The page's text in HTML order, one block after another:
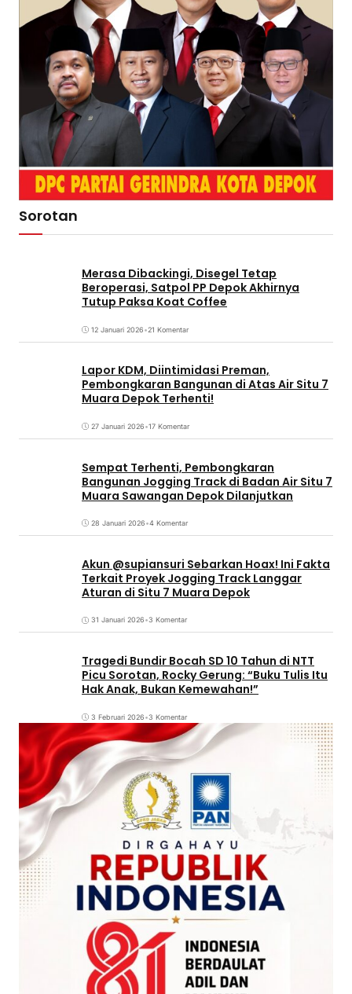
Sorotan
Merasa Dibackingi, Disegel Tetap
Beroperasi, Satpol PP Depok Akhirnya
Tutup Paksa Koat Coffee
12 Januari 2026•21 Komentar
Lapor KDM, Diintimidasi Preman,
Pembongkaran Bangunan di Atas Air Situ 7
Muara Depok Terhenti!
27 Januari 2026•17 Komentar
Sempat Terhenti, Pembongkaran
Bangunan Jogging Track di Badan Air Situ 7
Muara Sawangan Depok Dilanjutkan
28 Januari 2026•4 Komentar
Akun @supiansuri Sebarkan Hoax! Ini Fakta
Terkait Proyek Jogging Track Langgar
Aturan di Situ 7 Muara Depok
31 Januari 2026•3 Komentar
Tragedi Bundir Bocah SD 10 Tahun di NTT
Picu Sorotan, Rocky Gerung: “Buku Tulis Itu
Hak Anak, Bukan Kemewahan!”
3 Februari 2026•3 Komentar